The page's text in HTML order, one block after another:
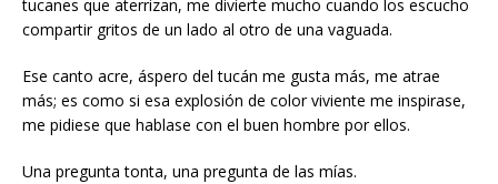
tucanes que aterrizan, me divierte mucho cuando los escucho
compartir gritos de un lado al otro de una vaguada.
Ese canto acre, áspero del tucán me gusta más, me atrae
más; es como si esa explosión de color viviente me inspirase,
me pidiese que hablase con el buen hombre por ellos.
Una pregunta tonta, una pregunta de las mías.